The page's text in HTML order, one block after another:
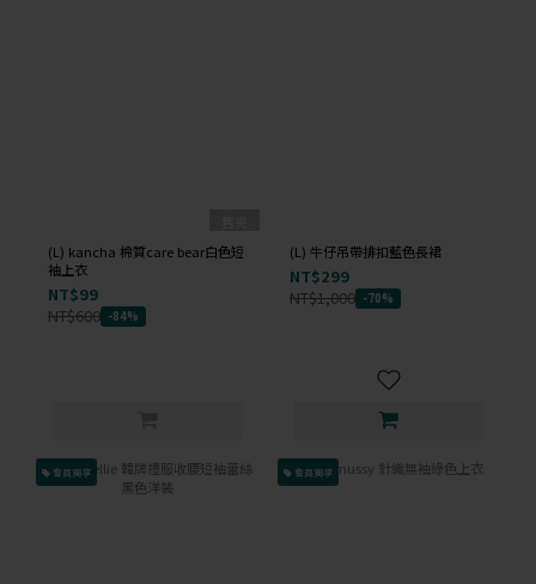
(L) kancha 棉質care bear白色短
袖上衣
NT$99
NT$600 -84%
(L) 牛仔吊帶排扣藍色長裙
NT$299
NT$1,000 -70%
會員獨享 會員獨享